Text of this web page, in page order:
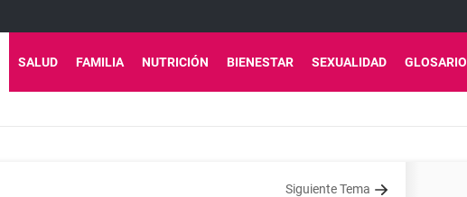
SALUD FAMILIA NUTRICIÓN BIENESTAR SEXUALIDAD GLOSARIO
Siguiente Tema